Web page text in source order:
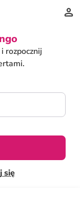
rozpocznij
się